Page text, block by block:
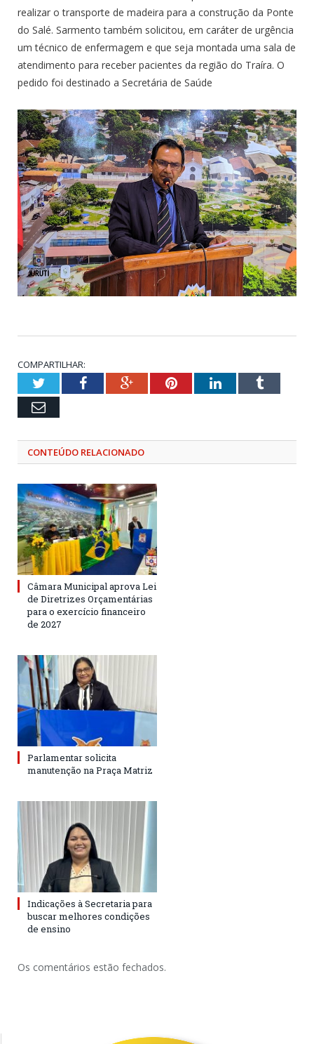
realizar o transporte de madeira para a construção da Ponte
do Salé. Sarmento também solicitou, em caráter de urgência
um técnico de enfermagem e que seja montada uma sala de
atendimento para receber pacientes da região do Traíra. O
pedido foi destinado a Secretária de Saúde
COMPARTILHAR:
TwitterFacebookGoogle+PinterestLinkedInTumblr
Email
CONTEÚDO RELACIONADO
Câmara Municipal aprova Lei
de Diretrizes Orçamentárias
para o exercício financeiro
de 2027
Parlamentar solicita
manutenção na Praça Matriz
Indicações à Secretaria para
buscar melhores condições
de ensino
Os comentários estão fechados.